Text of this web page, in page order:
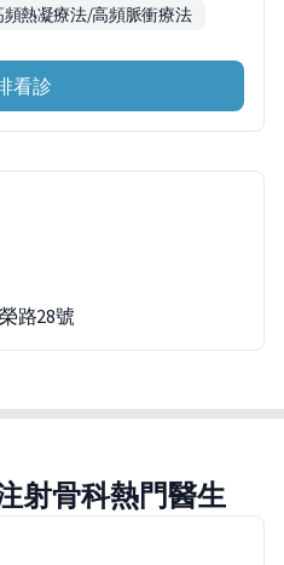
頻熱凝療法/高頻脈衝療法
看診
路28號
射骨科熱門醫生